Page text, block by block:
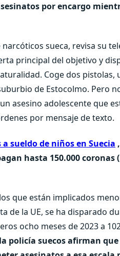
por encargo
sueca, revisa su
principal del objetivo y
Coge dos pistolas,
de Estocolmo. Pero
asesino adolescente que
por mensaje de texto.
a sueldo de niños en Suecia
hasta 150.000
que están implicados
de la UE, se ha disparado
ocho meses de 2023 a
policía suecos afirman